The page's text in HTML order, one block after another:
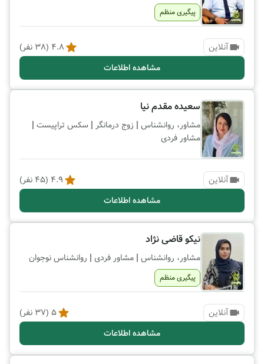
پیگیری منظم
آنلاین 4.8
(
38 نفر)
مشاهده اطلاعات
سعیده مقدم نیا
مشاور، روانشناس | زوج درمانگر | سکس تراپیست |
مشاور فردی
آنلاین 4.9
(
45 نفر)
مشاهده اطلاعات
نیکو قاضی نژاد
مشاور، روانشناس | مشاور فردی | روانشناس نوجوان
پیگیری منظم
آنلاین 5
(
37 نفر)
مشاهده اطلاعات